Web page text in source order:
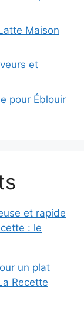
Maison
et
pour Éblouir
et rapide
: le
un plat
Recette